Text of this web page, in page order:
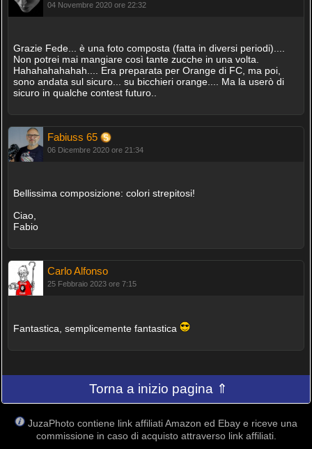
04 Novembre 2020 ore 22:32
Grazie Fede... è una foto composta (fatta in diversi periodi)....
Non potrei mai mangiare così tante zucche in una volta.
Hahahahahahah.... Era preparata per Orange di FC, ma poi,
sono andata sul sicuro... su bicchieri orange.... Ma la userò di
sicuro in qualche contest futuro..
Fabiuss 65
06 Dicembre 2020 ore 21:34
Bellissima composizione: colori strepitosi!
Ciao,
Fabio
Carlo Alfonso
25 Febbraio 2023 ore 7:15
Fantastica, semplicemente fantastica
Torna a inizio pagina ⇑
JuzaPhoto contiene link affiliati Amazon ed Ebay e riceve una
commissione in caso di acquisto attraverso link affiliati.